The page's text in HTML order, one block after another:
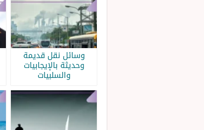
وسائل نقل قديمة
وحديثة بالإيجابيات
والسلبيات